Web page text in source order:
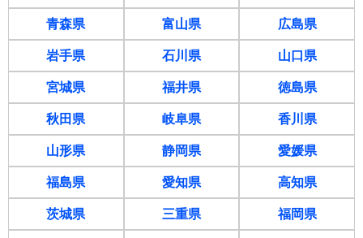
青森県
岩手県
宮城県
秋田県
山形県
福島県
茨城県
富山県
石川県
福井県
岐阜県
静岡県
愛知県
三重県
広島県
山口県
徳島県
香川県
愛媛県
高知県
福岡県